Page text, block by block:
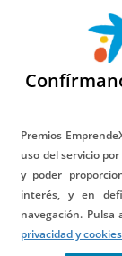
Premios
uso del servicio
y poder
interés, y en
navegación.
privacidad y cookies
Fibras